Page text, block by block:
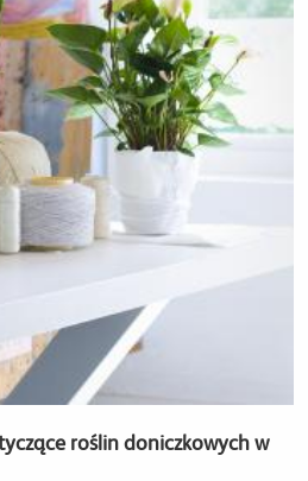
roślin doniczkowych w